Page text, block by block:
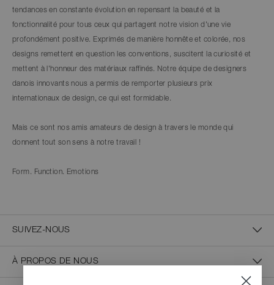
tendances en constante évolution en repensant la beauté et la
fonctionnalité pour tous ceux qui partagent notre vision d'une vie
profondément positive. Exprimés de manière honnête et colorée, nos
designs remettent en question les conventions, suscitent la curiosité et
mettent à l'honneur des matériaux raffinés. Notre équipe de designers
danois innovants nous a permis de remporter plusieurs prix
internationaux de design, ce qui est formidable.
Mais ce sont nos amis amateurs de design à travers le monde qui
donnent tout son sens à notre travail !
Form. Function. Emotions
SUIVEZ-NOUS
À PROPOS DE NOUS